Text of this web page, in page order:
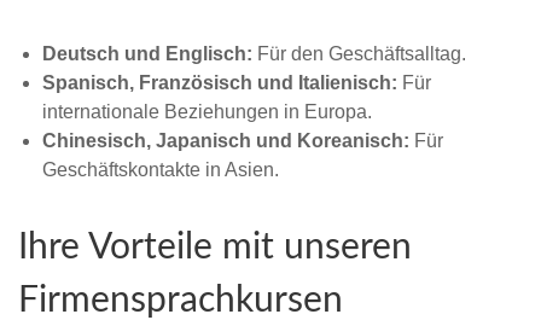
Deutsch und Englisch: Für den Geschäftsalltag.
Spanisch, Französisch und Italienisch: Für
internationale Beziehungen in Europa.
Chinesisch, Japanisch und Koreanisch: Für
Geschäftskontakte in Asien.
Ihre Vorteile mit unseren
Firmensprachkursen